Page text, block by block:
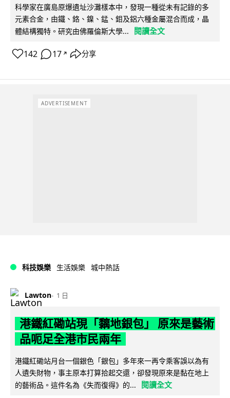
科學家在廣島原爆遺址沙灘樣本中，發現一種從未有記錄的多
元素合金，由鐵、鉻、鎳、錳、鉬及鋁六種金屬混合而成，晶
體結構獨特。研究由佛羅倫斯大學...
閱讀全文
142 17 ↗ 分享
ADVERTISEMENT
科技娛樂 生活娛樂 城中熱話
Lawton 1 日
港鐵紅磡站現「黐地銀包」 原來是藝術
品呃足全港市民兩年
港鐵紅磡站月台一個銀色「銀包」多年來一再令乘客誤以為有
人遺失財物，事主原本打算拾起交還，卻發現原來是黏在地上
的藝術品。這件名為《失而復得》的...
閱讀全文